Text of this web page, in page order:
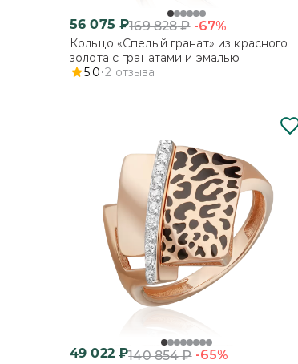
56 075 ₽169 828₽ -67%
Кольцо «Спелый гранат» из красного
золота с гранатами и эмалью
5.0 2 отзыва
49 022₽140 854₽ -65%